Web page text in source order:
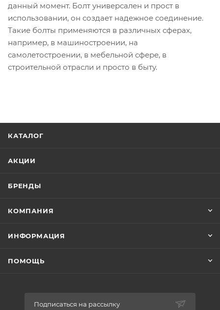
данный момент. Болт универсален и прост в
использовании, он создает надежное соединение.
Такие болты применяются в различных сферах,
например, в машиностроении, на
самолетостроении, в мебельной сфере, в
строительной отрасли и просто в быту.
КАТАЛОГ
АКЦИИ
БРЕНДЫ
КОМПАНИЯ
ИНФОРМАЦИЯ
ПОМОЩЬ
Подписаться на рассылку